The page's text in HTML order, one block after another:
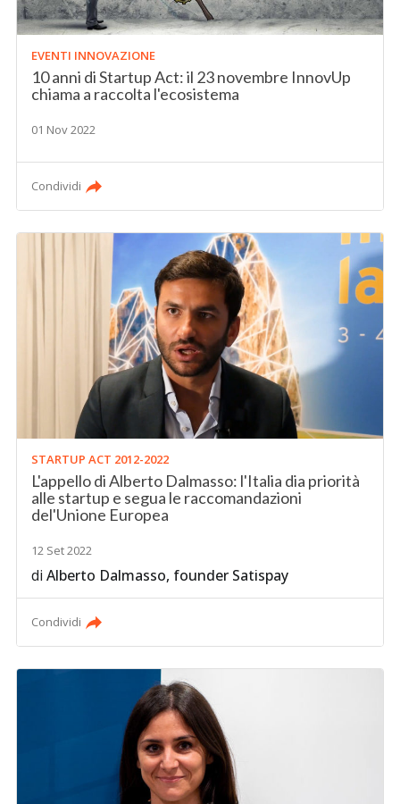
EVENTI INNOVAZIONE
10 anni di Startup Act: il 23 novembre InnovUp
chiama a raccolta l'ecosistema
01 Nov 2022
Condividi
STARTUP ACT 2012-2022
L'appello di Alberto Dalmasso: l'Italia dia priorità
alle startup e segua le raccomandazioni
del'Unione Europea
12 Set 2022
diAlberto Dalmasso, founder Satispay
Condividi